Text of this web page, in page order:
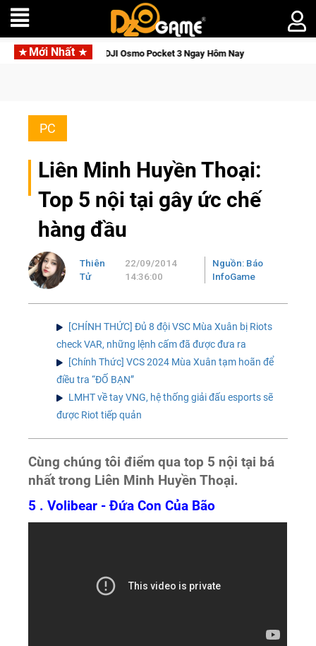
Mới Nhất
Săn DJI Osmo Pocket 3 Ngay Hôm Nay
PC
Liên Minh Huyền Thoại:
Top 5 nội tại gây ức chế
hàng đầu
Thiên
Tử
22/09/2014
14:36:00
Nguồn: Báo
InfoGame
[CHÍNH THỨC] Đủ 8 đội VSC Mùa Xuân bị Riots
check VAR, những lệnh cấm đã được đưa ra
[Chính Thức] VCS 2024 Mùa Xuân tạm hoãn để
điều tra “ĐỐ BẠN”
LMHT về tay VNG, hệ thống giải đấu esports sẽ
được Riot tiếp quản
Cùng chúng tôi điểm qua top 5 nội tại bá
nhất trong Liên Minh Huyền Thoại.
5 . Volibear - Đứa Con Của Bão